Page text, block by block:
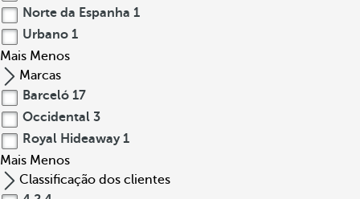
Norte da Espanha 1
Urbano 1
Mais Menos
Marcas
Barceló 17
Occidental 3
Royal Hideaway 1
Mais Menos
Classificação dos clientes